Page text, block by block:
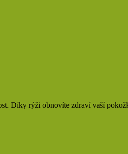
Díky rýži obnovíte zdraví vaší